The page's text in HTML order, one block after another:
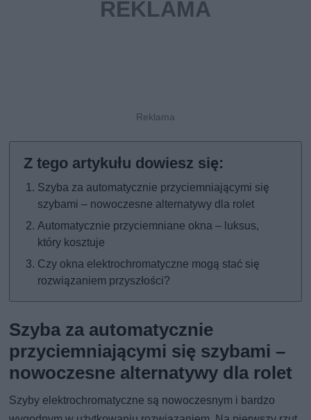
Szyba za automatycznie przyciemniającymi się
szybami – nowoczesne alternatywy dla rolet
Automatycznie przyciemniane okna – luksus,
który kosztuje
Czy okna elektrochromatyczne mogą stać się
rozwiązaniem przyszłości?
Szyba za automatycznie
przyciemniającymi się szybami –
nowoczesne alternatywy dla rolet
Szyby elektrochromatyczne są nowoczesnym i bardzo